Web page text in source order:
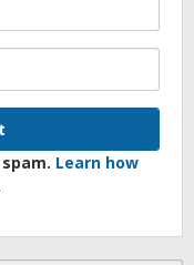
Learn how